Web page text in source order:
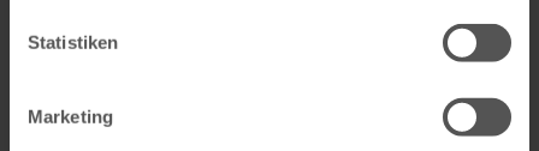
Statistiken
Marketing
Rangertour Kloster